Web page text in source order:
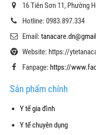
16 Tiên Sơn 11, Phường
Hotline: 0983.897.334
Email:
Website: https://
Fanpage: https://
Sản phẩm chính
Y tế gia đình
Y tế chuyên dụng